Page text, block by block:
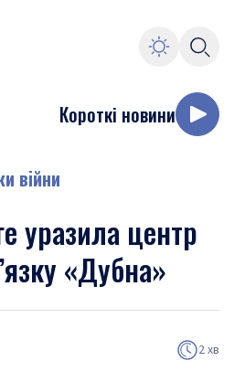
Короткі новини
війни
уразила центр
«Дубна»
2 хв